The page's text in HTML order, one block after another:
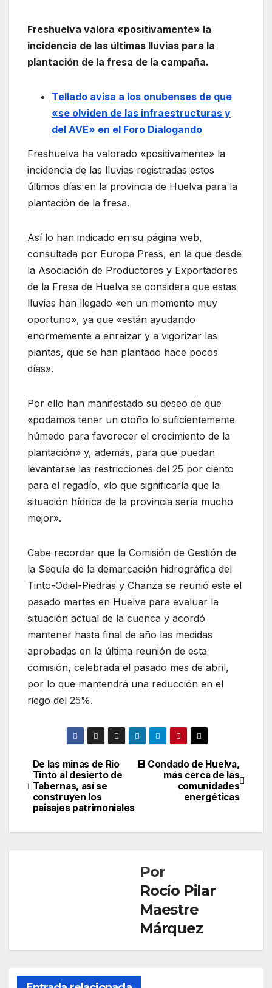
Freshuelva valora «positivamente» la
incidencia de las últimas lluvias para la
plantación de la fresa de la campaña.
Tellado avisa a los onubenses de que
«se olviden de las infraestructuras y
del AVE» en el Foro Dialogando
Freshuelva ha valorado «positivamente» la
incidencia de las lluvias registradas estos
últimos días en la provincia de Huelva para la
plantación de la fresa.
Así lo han indicado en su página web,
consultada por Europa Press, en la que desde
la Asociación de Productores y Exportadores
de la Fresa de Huelva se considera que estas
lluvias han llegado «en un momento muy
oportuno», ya que «están ayudando
enormemente a enraizar y a vigorizar las
plantas, que se han plantado hace pocos
días».
Por ello han manifestado su deseo de que
«podamos tener un otoño lo suficientemente
húmedo para favorecer el crecimiento de la
plantación» y, además, para que puedan
levantarse las restricciones del 25 por ciento
para el regadío, «lo que significaría que la
situación hídrica de la provincia sería mucho
mejor».
Cabe recordar que la Comisión de Gestión de
la Sequía de la demarcación hidrográfica del
Tinto-Odiel-Piedras y Chanza se reunió este el
pasado martes en Huelva para evaluar la
situación actual de la cuenca y acordó
mantener hasta final de año las medidas
aprobadas en la última reunión de esta
comisión, celebrada el pasado mes de abril,
por lo que mantendrá una reducción en el
riego del 25%.
Navegación
de
entradas
El Condado de Huelva,
más cerca de las
comunidades
energéticas
De las minas de Rio
Tinto al desierto de
Tabernas, así se
construyen los
paisajes patrimoniales
Por
Rocío Pilar
Maestre
Márquez
SOCIEDAD